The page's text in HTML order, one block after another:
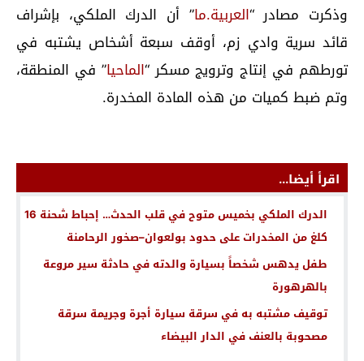
وذكرت مصادر “العربية.ما” أن الدرك الملكي، بإشراف
قائد سرية وادي زم، أوقف سبعة أشخاص يشتبه في
تورطهم في إنتاج وترويج مسكر “الماحيا” في المنطقة،
وتم ضبط كميات من هذه المادة المخدرة.
اقرأ أيضا...
الدرك الملكي بخميس متوح في قلب الحدث… إحباط شحنة 16
كلغ من المخدرات على حدود بولعوان–صخور الرحامنة
طفل يدهس شخصاً بسيارة والدته في حادثة سير مروعة
بالهرهورة
توقيف مشتبه به في سرقة سيارة أجرة وجريمة سرقة
مصحوبة بالعنف في الدار البيضاء